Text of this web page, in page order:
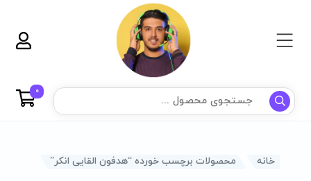
0
خانه محصولات برچسب خورده “هدفون القایی انکر”